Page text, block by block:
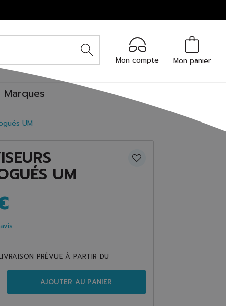
Mon compte Mon panier
Marques
UM
UM
PRÉVUE À PARTIR DU
AJOUTER AU PANIER